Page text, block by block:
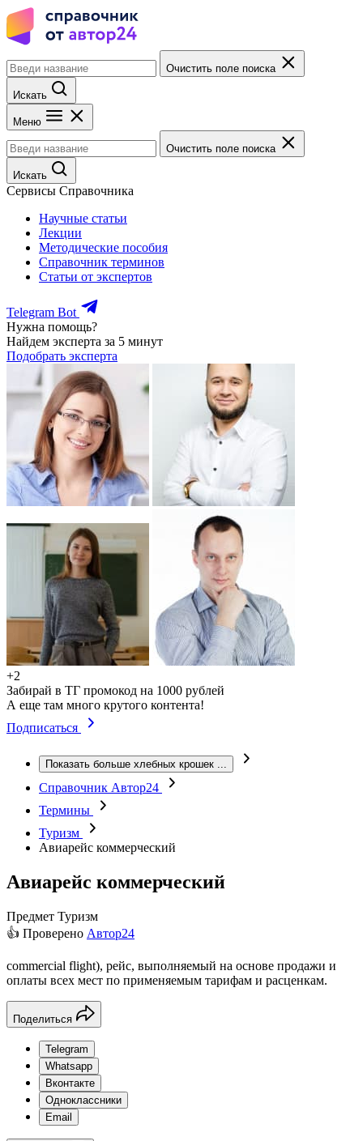
Очистить поле поиска
Искать
Меню
Очистить поле поиска
Искать
Сервисы Справочника
Научные статьи
Лекции
Методические пособия
Справочник терминов
Статьи от экспертов
Telegram Bot
Нужна помощь?
Найдем эксперта за 5 минут
Подобрать эксперта
+2
Забирай в ТГ промокод на 1000 рублей
А еще там много крутого контента!
Подписаться
Показать больше хлебных крошек ...
Справочник Автор24
Термины
Туризм
Авиарейс коммерческий
Авиарейс коммерческий
Предмет Туризм
👍 Проверено Автор24
commercial flight), рейс, выполняемый на основе продажи и
оплаты всех мест по применяемым тарифам и расценкам.
Поделиться
Telegram
Whatsapp
Вконтакте
Одноклассники
Email